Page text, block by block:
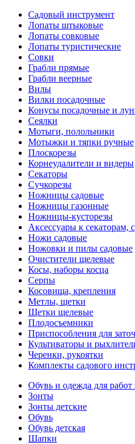
Садовый инструмент
Лопаты штыковые
Лопаты совковые
Лопаты туристические
Совки
Грабли прямые
Грабли веерные
Вилы
Вилки посадочные
Конусы посадочные и
Сеялки
Мотыги, полольники
Мотыжки и тяпки ручные
Плоскорезы
Корнеудалители и видеры
Секаторы
Сучкорезы
Ножницы садовые
Ножницы газонные
Ножницы-кусторезы
Аксессуары к секаторам,
Ножи садовые
Ножовки и пилы садовые
Очистители щелевые
Косы, наборы косца
Серпы
Косовища, крепления
Метлы, щетки
Щетки щелевые
Плодосъемники
Приспособления для
Культиваторы и
Черенки, рукоятки
Комплекты садового
Обувь и одежда для работ
Зонты
Зонты детские
Обувь
Обувь детская
Шапки